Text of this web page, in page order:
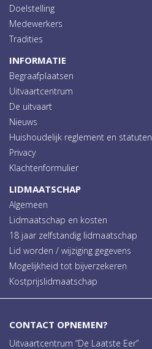
Doelstelling
Medewerkers
Tradities
INFORMATIE
Begraafplaatsen
Uitvaartcentrum
De uitvaart
Nieuws
Huishoudelijk reglement en statuten
Privacy
Klachtenformulier
LIDMAATSCHAP
Algemeen
Lidmaatschap en kosten
18 jaar zelfstandig lidmaatschap
Lid worden / wijziging gegevens
Mogelijkheid tot bijverzekeren
Kostprijslidmaatschap
CONTACT OPNEMEN?
Uitvaartcentrum “De Laatste Eer”